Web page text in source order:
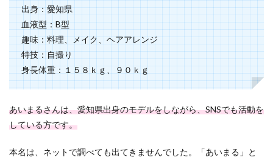
出身：愛知県
血液型：B型
趣味：料理、メイク、ヘアアレンジ
特技：自撮り
身長体重：１５８ｋｇ、９０ｋｇ
あいまるさんは、愛知県出身のモデルをしながら、SNSでも活動を
している方です。
本名は、ネットで調べても出てきませんでした。「あいまる」と